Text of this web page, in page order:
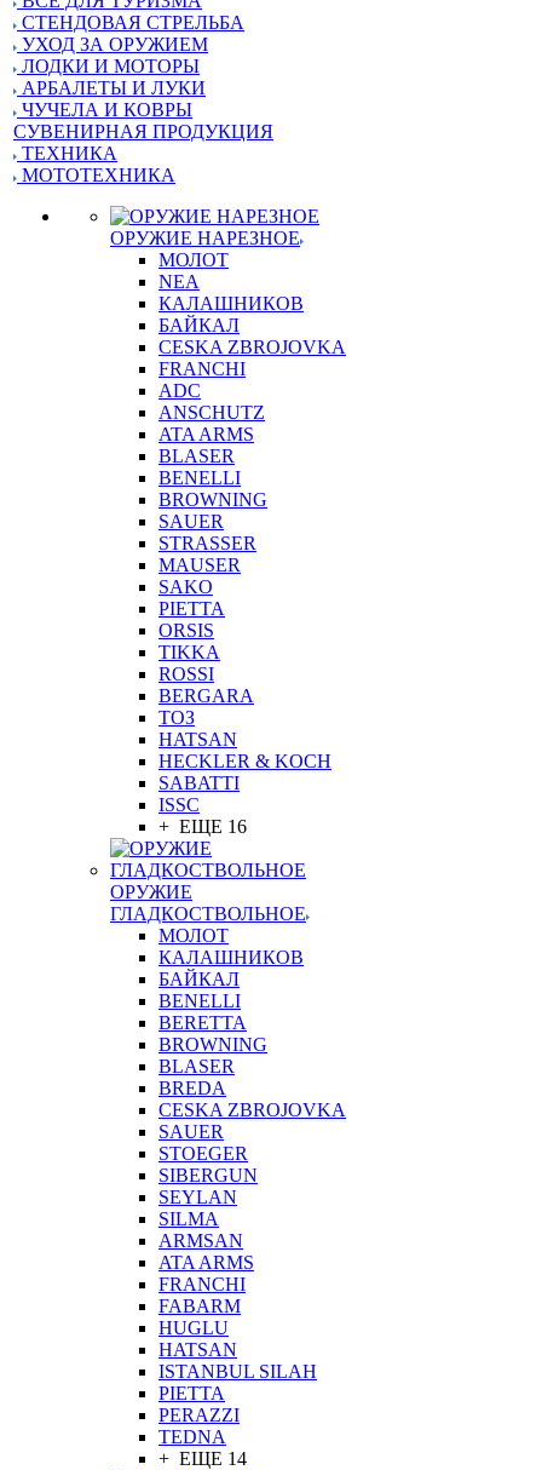
СТЕНДОВАЯ СТРЕЛЬБА
УХОД ЗА ОРУЖИЕМ
ЛОДКИ И МОТОРЫ
АРБАЛЕТЫ И ЛУКИ
ЧУЧЕЛА И КОВРЫ
СУВЕНИРНАЯ ПРОДУКЦИЯ
ТЕХНИКА
МОТОТЕХНИКА
ОРУЖИЕ НАРЕЗНОЕ
МОЛОТ
NEA
КАЛАШНИКОВ
БАЙКАЛ
CESKA ZBROJOVKA
FRANCHI
ADC
ANSCHUTZ
ATA ARMS
BLASER
BENELLI
BROWNING
SAUER
STRASSER
MAUSER
SAKO
PIETTA
ORSIS
TIKKA
ROSSI
BERGARA
ТОЗ
HATSAN
HECKLER & KOCH
SABATTI
ISSC
+ ЕЩЕ 16
ОРУЖИЕ
ГЛАДКОСТВОЛЬНОЕ
МОЛОТ
КАЛАШНИКОВ
БАЙКАЛ
BENELLI
BERETTA
BROWNING
BLASER
BREDA
CESKA ZBROJOVKA
SAUER
STOEGER
SIBERGUN
SEYLAN
SILMA
ARMSAN
ATA ARMS
FRANCHI
FABARM
HUGLU
HATSAN
ISTANBUL SILAH
PIETTA
PERAZZI
TEDNA
+ ЕЩЕ 14